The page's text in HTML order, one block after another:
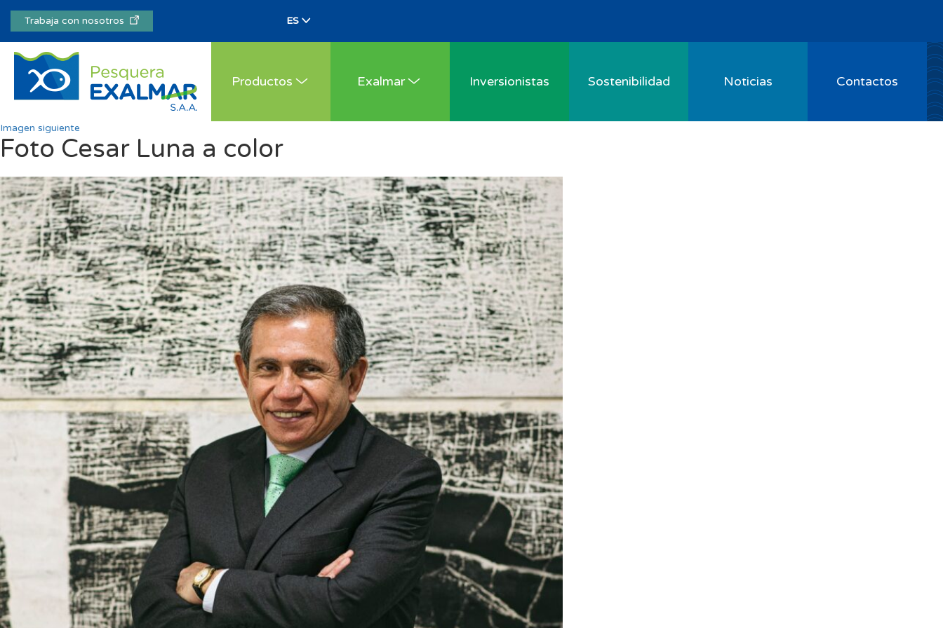
Trabaja con nosotros
Productos Exalmar Inversionistas Sostenibilidad Noticias Contactos
Imagen siguiente
Foto Cesar Luna a color